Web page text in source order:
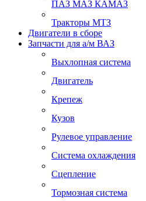
ПАЗ МАЗ КАМАЗ
Тракторы МТЗ
Двигатели в сборе
Запчасти для а/м ВАЗ
Выхлопная система
Двигатель
Крепеж
Кузов
Рулевое управление
Система охлаждения
Сцепление
Тормозная система